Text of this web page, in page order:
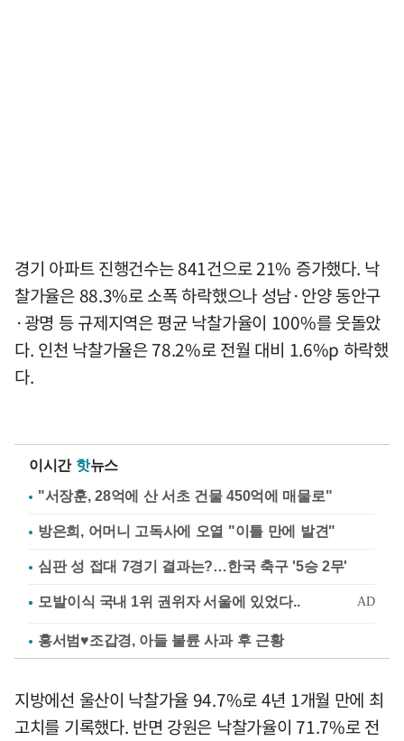
경기 아파트 진행건수는 841건으로 21% 증가했다. 낙
찰가율은 88.3%로 소폭 하락했으나 성남·안양 동안구
·광명 등 규제지역은 평균 낙찰가율이 100%를 웃돌았
다. 인천 낙찰가율은 78.2%로 전월 대비 1.6%p 하락했
다.
이시간 핫뉴스
"서장훈, 28억에 산 서초 건물 450억에 매물로"
방은희, 어머니 고독사에 오열 "이틀 만에 발견"
심판 성 접대 7경기 결과는?…한국 축구 '5승 2무'
홍서범♥조갑경, 아들 불륜 사과 후 근황
지방에선 울산이 낙찰가율 94.7%로 4년 1개월 만에 최
고치를 기록했다. 반면 강원은 낙찰가율이 71.7%로 전